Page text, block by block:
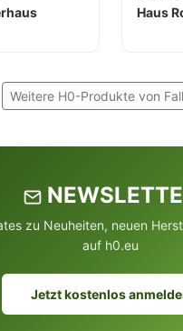
Haus
Weitere H0-Produkte von
zu Neuheiten, neuen
auf h0.eu
Jetzt kostenlos